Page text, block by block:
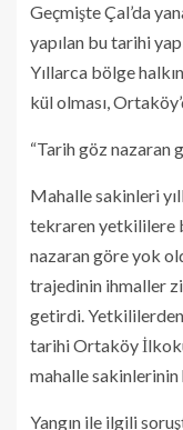
Geçmişte Çal’da
yapılan bu tarihi
Yıllarca bölge
kül olması,
“Tarih göz nazaran
Mahalle sakinleri
tekraren yetkililere
nazaran göre yok
trajedinin ihmaller
getirdi.
tarihi Ortaköy
mahalle sakinlerinin
Yangın ile ilgili